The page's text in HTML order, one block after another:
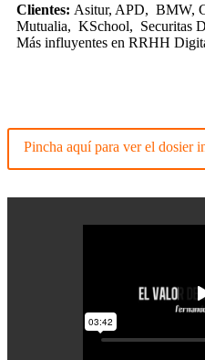
Clientes: Asitur, APD, BMW,
Mutualia, KSchool, Securitas
Más influyentes en RRHH
Pincha aquí para ver el dosier